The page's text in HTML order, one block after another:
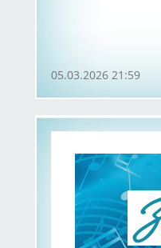
05.03.2026 21:59